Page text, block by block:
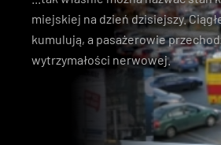
miejskiej na dzień dzisiejszy.
kumulują, a pasażerowie
wytrzymałości nerwowej.